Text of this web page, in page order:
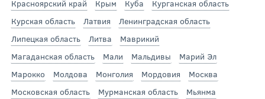
Красноярский край
Крым Куба
Курганская область
Курская область
Латвия
Ленинградская область
Липецкая область
Литва
Маврикий
Магаданская область
Мали Мальдивы
Марий Эл
Марокко
Молдова Монголия Мордовия
Москва
Московская область
Мурманская область
Мьянма